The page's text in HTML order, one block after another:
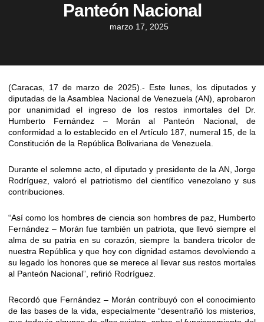
Panteón Nacional
marzo 17, 2025
(Caracas, 17 de marzo de 2025).- Este lunes, los diputados y
diputadas de la Asamblea Nacional de Venezuela (AN), aprobaron
por unanimidad el ingreso de los restos inmortales del Dr.
Humberto Fernández – Morán al Panteón Nacional, de
conformidad a lo establecido en el Artículo 187, numeral 15, de la
Constitución de la República Bolivariana de Venezuela.
Durante el solemne acto, el diputado y presidente de la AN, Jorge
Rodríguez, valoró el patriotismo del científico venezolano y sus
contribuciones.
“Así como los hombres de ciencia son hombres de paz, Humberto
Fernández – Morán fue también un patriota, que llevó siempre el
alma de su patria en su corazón, siempre la bandera tricolor de
nuestra República y que hoy con dignidad estamos devolviendo a
su legado los honores que se merece al llevar sus restos mortales
al Panteón Nacional”, refirió Rodríguez.
Recordó que Fernández – Morán contribuyó con el conocimiento
de las bases de la vida, especialmente “desentrañó los misterios,